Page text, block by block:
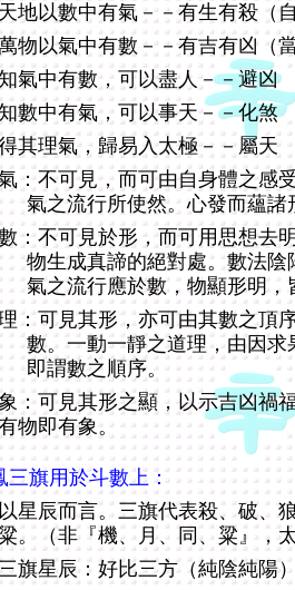
天地以數中有氣－－有生有殺（
物以氣中有數－－有吉有凶（
氣中有數，可以盡人－－避凶
數中有氣，可以事天－－化煞
其理氣，歸易入太極－－屬天
：不可見，而可由自身體之感
氣之流行所使然。心發而蘊諸
：不可見於形，而可用思想去
物生成真諦的絕對處。數法
氣之流行應於數，物顯形明，
：可見其形，亦可由其數之頂
數。一動一靜之道理，由因
即謂數之順序。
：可見其形之顯，以示吉凶禍
物即有象。
三旗用於斗數上：
以星辰而言。三旗代表殺、破、
。（非『機、月、同、粱』，
旗星辰：好比三方（純陰純陽